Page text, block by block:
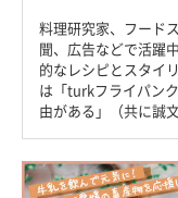
料理研究家、フード
聞、広告などで活躍
的なレシピとスタイ
は「turkフライパン
由がある」（共に誠